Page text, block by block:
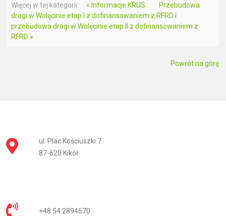
Więcej w tej kategorii: « Informacje KRUS
Przebudowa
drogi w Wolęcinie etap I z dofinansowaniem z RFRD i
przebudowa drogi w Wolęcinie etap II z dofinansowaniem z
RFRD »
Powrót na górę
ul. Plac Kościuszki 7
87-620 Kikół
+48 54 2894670